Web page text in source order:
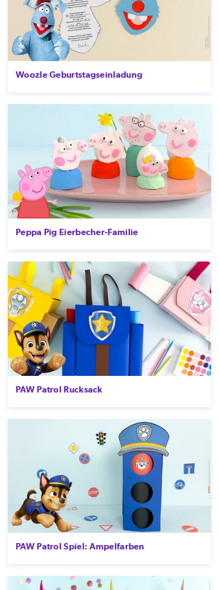
Woozle Geburtstagseinladung
Peppa Pig Eierbecher-Familie
PAW Patrol Rucksack
PAW Patrol Spiel: Ampelfarben